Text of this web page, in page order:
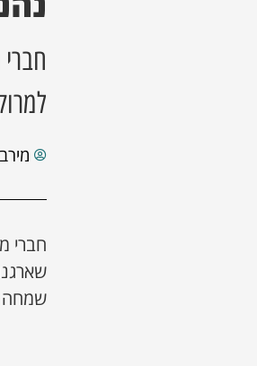
חברי
שמחה